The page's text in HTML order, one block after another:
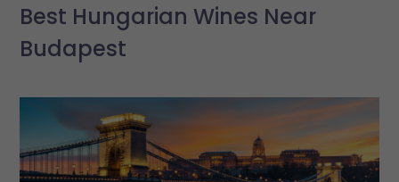
Best Hungarian Wines Near
Budapest